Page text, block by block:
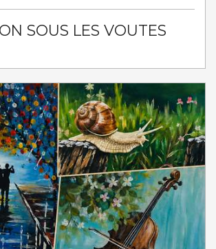
SOUS LES VOUTES